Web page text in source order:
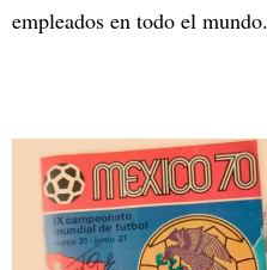
empleados en todo el mundo.